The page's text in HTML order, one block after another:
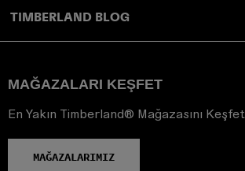
TIMBERLAND BLOG
MAĞAZALARI KEŞFET
En Yakın Timberland® Mağazasını Keşfet
MAĞAZALARIMIZ